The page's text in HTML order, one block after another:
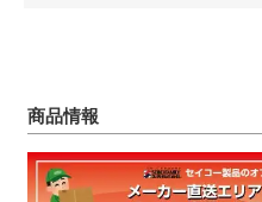
商品情報